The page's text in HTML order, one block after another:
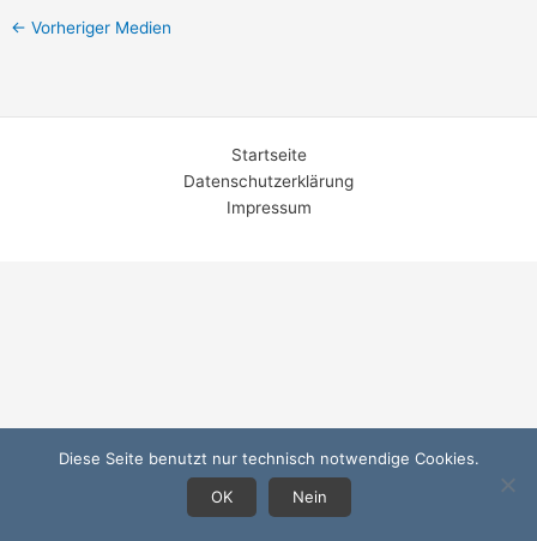
← Vorheriger Medien
Startseite
Datenschutzerklärung
Impressum
Diese Seite benutzt nur technisch notwendige Cookies.
OK
Nein